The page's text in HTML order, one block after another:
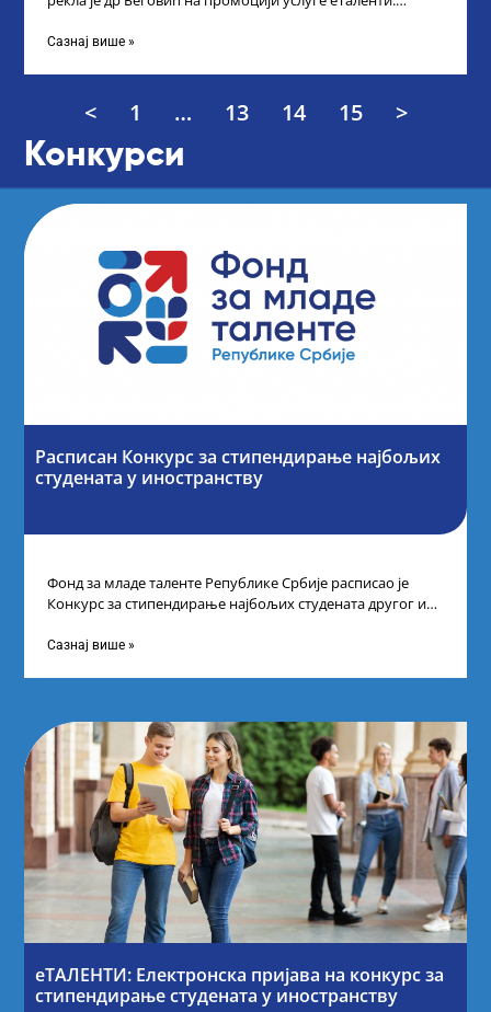
Сазнај више »
< 1 … 13 14 15 >
Конкурси
Расписан Конкурс за стипендирање најбољих
студената у иностранству
Фонд за младе таленте Републике Србије расписао је
Конкурс за стипендирање најбољих студената другог и
Сазнај више »
еТАЛЕНТИ: Електронска пријава на конкурс за
стипендирање студената у иностранству